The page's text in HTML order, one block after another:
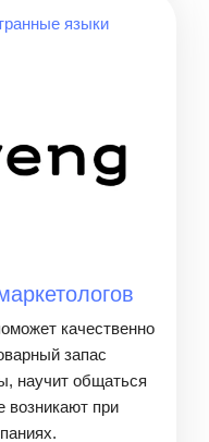
языки
качественно
запас
научит общаться
возникают при